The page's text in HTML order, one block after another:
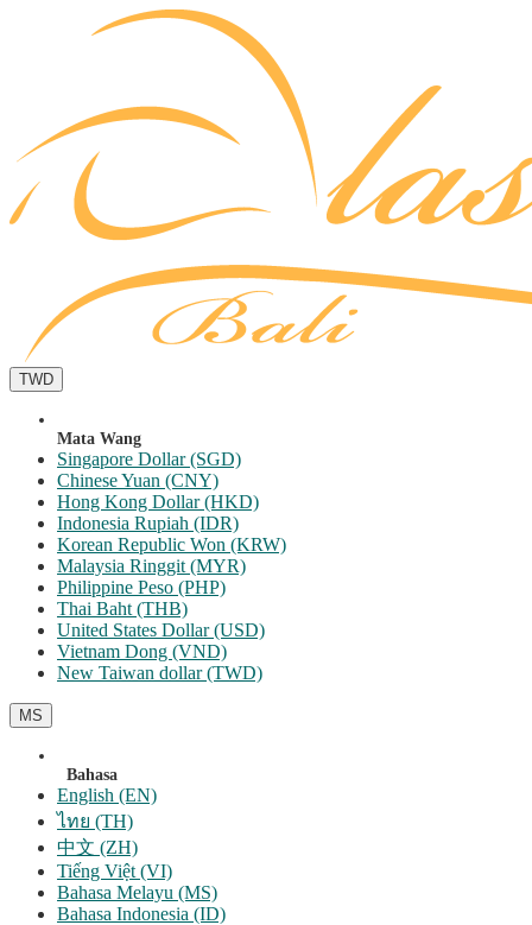
TWD
Mata Wang
Singapore Dollar (SGD)
Chinese Yuan (CNY)
Hong Kong Dollar (HKD)
Indonesia Rupiah (IDR)
Korean Republic Won (KRW)
Malaysia Ringgit (MYR)
Philippine Peso (PHP)
Thai Baht (THB)
United States Dollar (USD)
Vietnam Dong (VND)
New Taiwan dollar (TWD)
MS
Bahasa
English (EN)
ไทย (TH)
中文 (ZH)
Tiếng Việt (VI)
Bahasa Melayu (MS)
Bahasa Indonesia (ID)